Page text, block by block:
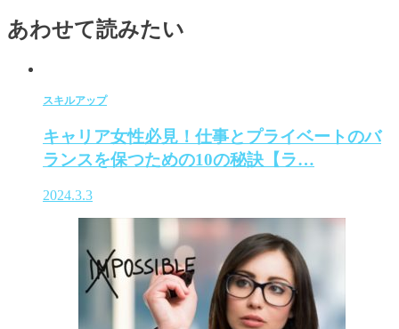
あわせて読みたい
スキルアップ
キャリア女性必見！仕事とプライベートのバ
ランスを保つための10の秘訣【ラ…
2024.3.3